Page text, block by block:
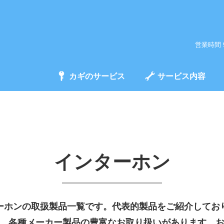
営業時間
カギのサービス サービス内容
インターホン
ホンの取扱製品一覧です。代表的製品をご紹介してお